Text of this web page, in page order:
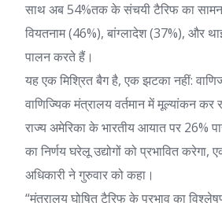
साथ अब 54%तक के संचयी टैरिफ का
वियतनाम (46%), बांग्लादेश (37%), और
पालन करते हैं।
यह एक मिश्रित बैग है, एक झटका नहीं:
वाणिज्यिक मंत्रालय वर्तमान में मूल्यांकन
राज्य अमेरिका के भारतीय आयात पर 26%
का निर्णय घरेलू उद्योगों को प्रभावित करेगा,
अधिकारी ने गुरुवार को कहा।
“मंत्रालय घोषित टैरिफ के प्रभाव का